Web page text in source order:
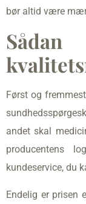
bør altid være
Først og
andet skal
producentens
kundeservice, du
Endelig er prisen